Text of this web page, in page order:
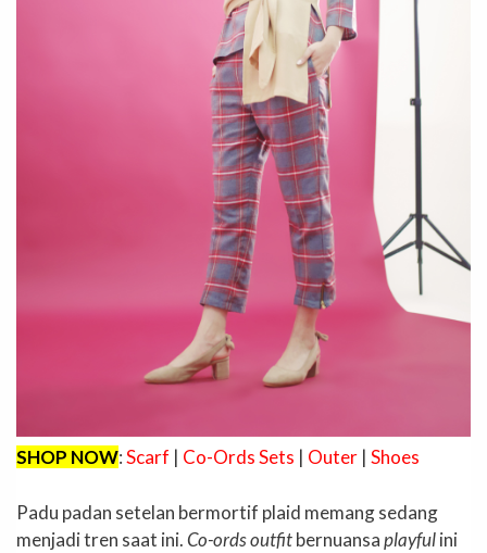
SHOP NOW:Scarf | Co-Ords Sets | Outer | Shoes
Padu padan setelan bermortif plaid memang sedang
menjadi tren saat ini.Co-ords outfitbernuansaplayfulini